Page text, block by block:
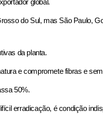
global.
do Sul, mas São Paulo,
da planta.
e compromete fibras e
50%.
erradicação, é condição